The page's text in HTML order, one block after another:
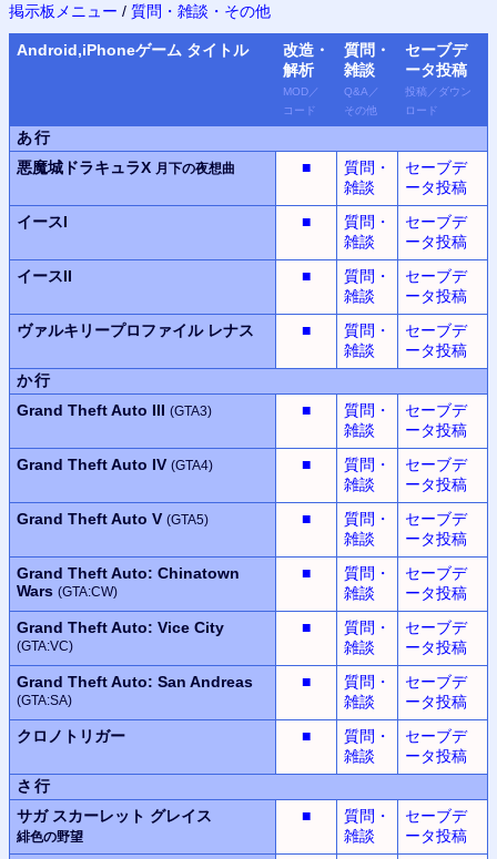
掲示板メニュー / 質問・雑談・その他
Android,iPhoneゲーム タイトル
改造・
解析
MOD ／
コード
質問・
雑談
Q&A ／
その他
セーブデ
ータ投稿
投稿 ／ ダウン
ロード
あ行
悪魔城ドラキュラX 月下の夜想曲 ■
質問・
雑談
セーブデ
ータ投稿
イースI
■
質問・
雑談
セーブデ
ータ投稿
イースII
■
質問・
雑談
セーブデ
ータ投稿
ヴァルキリープロファイル レナス ■
質問・
雑談
セーブデ
ータ投稿
か行
Grand Theft Auto III (GTA3) ■
質問・
雑談
セーブデ
ータ投稿
Grand Theft Auto IV (GTA4) ■
質問・
雑談
セーブデ
ータ投稿
Grand Theft Auto V (GTA5) ■
質問・
雑談
セーブデ
ータ投稿
Grand Theft Auto: Chinatown
Wars (GTA:CW)
■
質問・
雑談
セーブデ
ータ投稿
Grand Theft Auto: Vice City
(GTA:VC)
■
質問・
雑談
セーブデ
ータ投稿
Grand Theft Auto: San Andreas
(GTA:SA)
■
質問・
雑談
セーブデ
ータ投稿
クロノトリガー
■
質問・
雑談
セーブデ
ータ投稿
さ行
サガ スカーレット グレイス
緋色の野望
■
質問・
雑談
セーブデ
ータ投稿